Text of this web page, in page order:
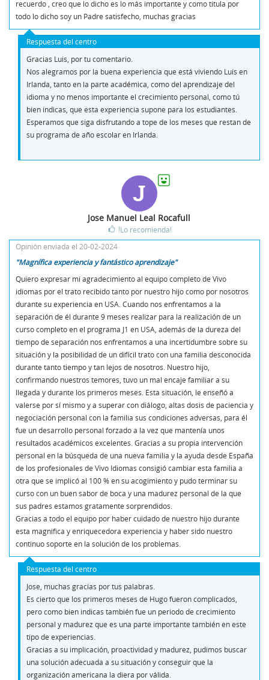
recuerdo , creo que lo dicho es lo más importante y como titula por
todo lo dicho soy un Padre satisfecho, muchas gracias
Respuesta del centro
Gracias Luis, por tu comentario.
Nos alegramos por la buena experiencia que está viviendo Luis en
Irlanda, tanto en la parte académica, como del aprendizaje del
idioma y no menos importante el crecimiento personal, como tú
bien indicas, que esta experiencia supone para los estudiantes.
Esperamos que siga disfrutando a tope de los meses que restan de
su programa de año escolar en Irlanda.
J
Jose Manuel Leal Rocafull
!Lo recomienda!
Opinión enviada el 20-02-2024
"Magnífica experiencia y fantástico aprendizaje"
Quiero expresar mi agradecimiento al equipo completo de Vivo
idiomas por el trato recibido tanto por nuestro hijo como por nosotros
durante su experiencia en USA. Cuando nos enfrentamos a la
separación de él durante 9 meses realizar para la realización de un
curso completo en el programa J1 en USA, además de la dureza del
tiempo de separación nos enfrentamos a una incertidumbre sobre su
situación y la posibilidad de un difícil trato con una familia desconocida
durante tanto tiempo y tan lejos de nosotros. Nuestro hijo,
confirmando nuestros temores, tuvo un mal encaje familiar a su
llegada y durante los primeros meses. Esta situación, le enseñó a
valerse por sí mismo y a superar con diálogo, altas dosis de paciencia y
negociación personal con la familia sus condiciones adversas, para él
fue un desarrollo personal forzado a la vez que mantenía unos
resultados académicos excelentes. Gracias a su propia intervención
personal en la búsqueda de una nueva familia y la ayuda desde España
de los profesionales de Vivo Idiomas consigió cambiar esta familia a
otra que se implicó al 100 % en su acogimiento y pudo terminar su
curso con un buen sabor de boca y una madurez personal de la que
sus padres estamos gratamente sorprendidos.
Gracias a todo el equipo por haber cuidado de nuestro hijo durante
esta magnifica y enriquecedora experiencia y haber sido nuestro
continuo soporte en la solución de los problemas.
Respuesta del centro
Jose, muchas gracias por tus palabras.
Es cierto que los primeros meses de Hugo fueron complicados,
pero como bien indicas también fue un periodo de crecimiento
personal y madurez que es una parte importante también en este
tipo de experiencias.
Gracias a su implicación, proactividad y madurez, pudimos buscar
una solución adecuada a su situación y conseguir que la
organización americana la diera por válida.